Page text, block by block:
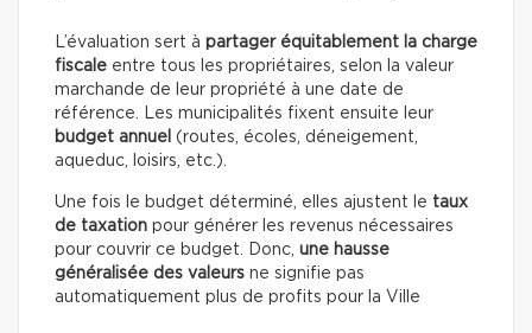
L’évaluation sert à partager équitablement la charge
fiscale entre tous les propriétaires, selon la valeur
marchande de leur propriété à une date de
référence. Les municipalités fixent ensuite leur
budget annuel (routes, écoles, déneigement,
aqueduc, loisirs, etc.).
Une fois le budget déterminé, elles ajustent le taux
de taxation pour générer les revenus nécessaires
pour couvrir ce budget. Donc, une hausse
généralisée des valeurs ne signifie pas
automatiquement plus de profits pour la Ville